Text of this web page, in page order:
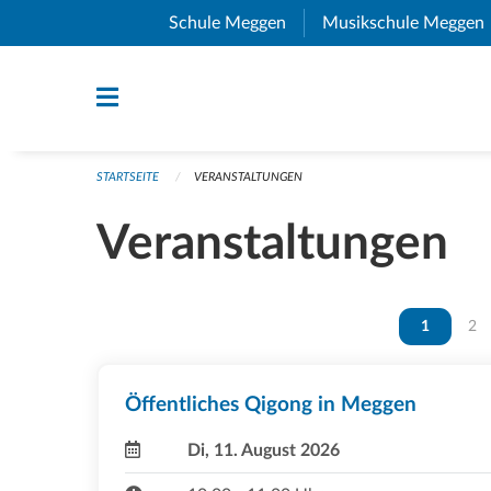
Navigation überspringen
Schule Meggen (External Link)
Musikschule Meggen
STARTSEITE VERANSTALTUNGEN
Veranstaltungen
Vous êtes
1 2
Öffentliches Qigong in Meggen
Di, 11. August 2026